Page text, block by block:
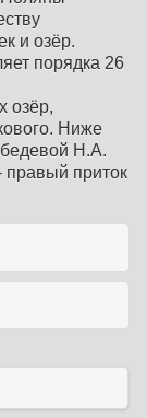
и озёр.
порядка 26
озёр,
Ниже
Н.А.
приток